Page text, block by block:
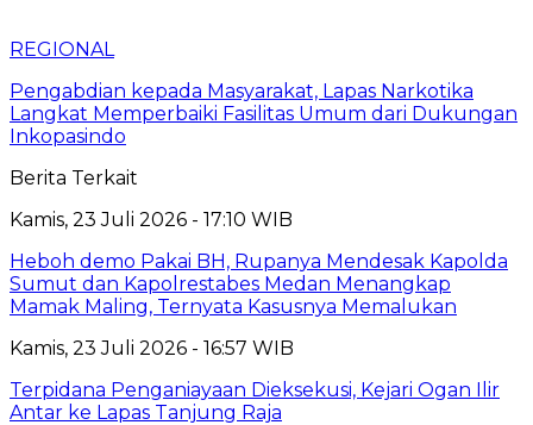
REGIONAL
Pengabdian kepada Masyarakat, Lapas Narkotika
Langkat Memperbaiki Fasilitas Umum dari Dukungan
Inkopasindo
Berita Terkait
Kamis, 23 Juli 2026 - 17:10 WIB
Heboh demo Pakai BH, Rupanya Mendesak Kapolda
Sumut dan Kapolrestabes Medan Menangkap
Mamak Maling, Ternyata Kasusnya Memalukan
Kamis, 23 Juli 2026 - 16:57 WIB
Terpidana Penganiayaan Dieksekusi, Kejari Ogan Ilir
Antar ke Lapas Tanjung Raja